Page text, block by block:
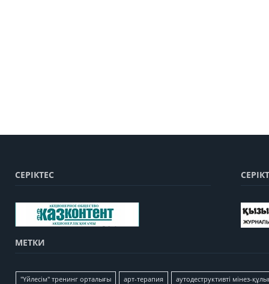
СЕРІКТЕС
МЕТКИ
"Үйлесім" тренинг орталығы арт-терапия аутодеструктивті мінез-